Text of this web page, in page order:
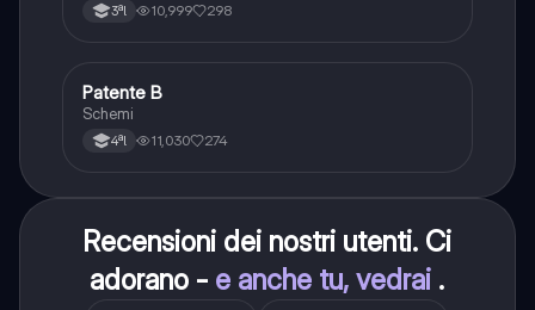
3ªl 10,999 298
Altro
Patente B
Schemi
4ªl 11,030 274
Recensioni dei nostri utenti. Ci
adorano - e anche tu, vedrai .